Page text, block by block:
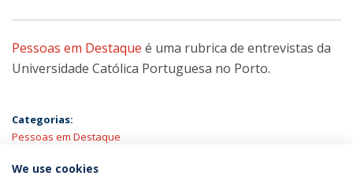
Pessoas em Destaque é uma rubrica de entrevistas da
Universidade Católica Portuguesa no Porto.
Categorias:
Pessoas em Destaque
We use cookies